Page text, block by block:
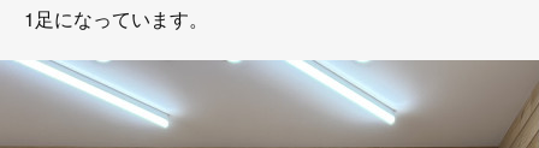
1足になっています。